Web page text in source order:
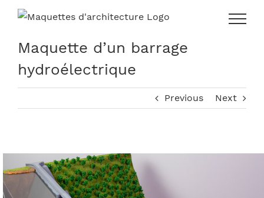
Skip
contentMaquette d’un barrage
hydroélectrique
Previous Next